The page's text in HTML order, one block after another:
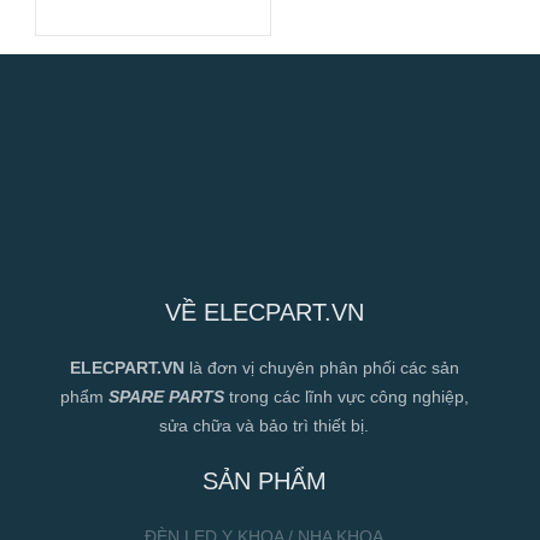
VỀ ELECPART.VN
ELECPART.VN là đơn vị chuyên phân phối các sản
phẩm SPARE PARTStrong các lĩnh vực công nghiệp,
sửa chữa và bảo trì thiết bị.
SẢN PHẨM
ĐÈN LED Y KHOA / NHA KHOA